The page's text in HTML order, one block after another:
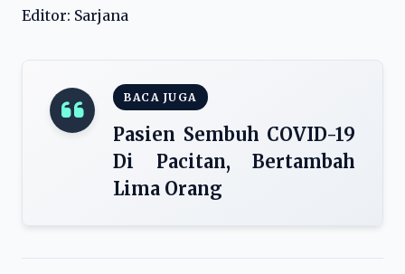
Editor: Sarjana
BACA JUGA
Pasien Sembuh COVID-19
Di Pacitan, Bertambah
Lima Orang